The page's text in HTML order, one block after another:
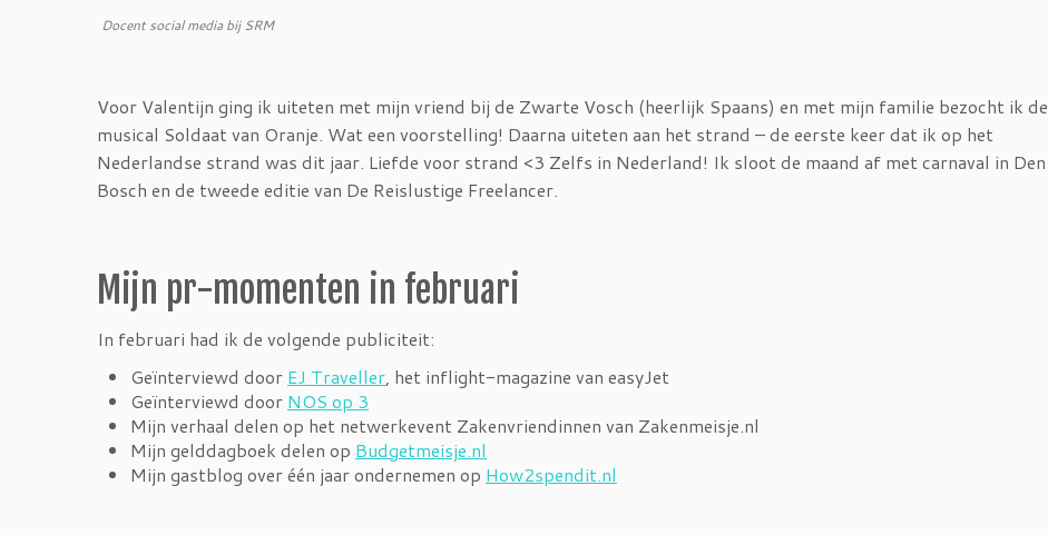
Docent social media bij SRM
Voor Valentijn ging ik uiteten met mijn vriend bij de Zwarte Vosch (heerlijk Spaans) en met mijn familie bezocht ik de
musical Soldaat van Oranje. Wat een voorstelling! Daarna uiteten aan het strand – de eerste keer dat ik op het
Nederlandse strand was dit jaar. Liefde voor strand <3 Zelfs in Nederland! Ik sloot de maand af met carnaval in Den
Bosch en de tweede editie van De Reislustige Freelancer.
Mijn pr-momenten in februari
In februari had ik de volgende publiciteit:
Geïnterviewd door EJ Traveller, het inflight-magazine van easyJet
Geïnterviewd door NOS op 3
Mijn verhaal delen op het netwerkevent Zakenvriendinnen van Zakenmeisje.nl
Mijn gelddagboek delen op Budgetmeisje.nl
Mijn gastblog over één jaar ondernemen op How2spendit.nl